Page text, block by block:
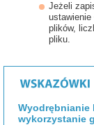
Jeżeli
plików,
pliku.
Wyodrębnianie
wykorzystanie